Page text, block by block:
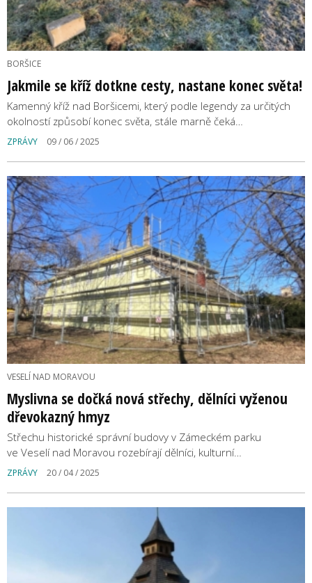
BORŠICE
Jakmile se kříž dotkne cesty, nastane konec světa!
Kamenný kříž nad Boršicemi, který podle legendy za určitých
okolností způsobí konec světa, stále marně čeká…
ZPRÁVY 09 / 06 / 2025
VESELÍ NAD MORAVOU
Myslivna se dočká nová střechy, dělníci vyženou
dřevokazný hmyz
Střechu historické správní budovy v Zámeckém parku
ve Veselí nad Moravou rozebírají dělníci, kulturní…
ZPRÁVY 20 / 04 / 2025